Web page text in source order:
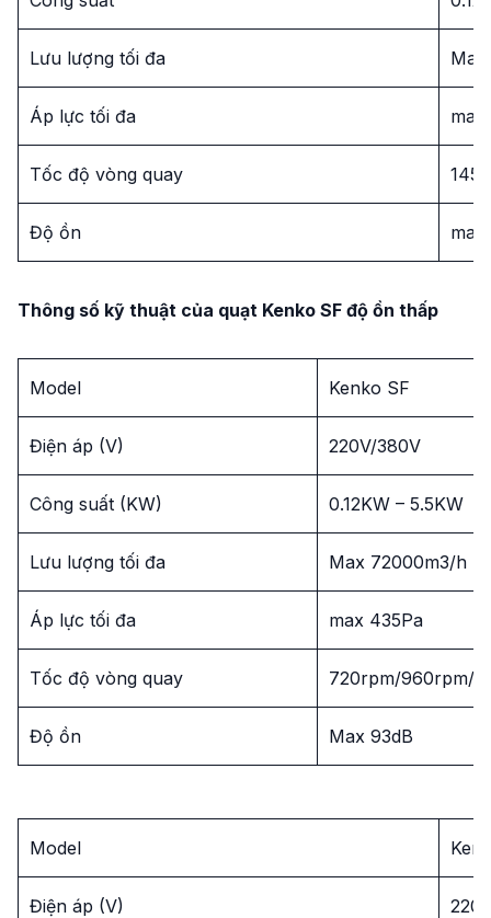
Lưu lượng tối đa
Áp lực tối đa max
Tốc độ vòng quay
Độ ồn max
Thông số kỹ thuật của quạt Kenko SF độ ồn thấp
Model Kenko SF
Điện áp (V) 220V/380V
Công suất (KW) 0.12KW – 5.5KW
Lưu lượng tối đa Max 72000m3/h
Áp lực tối đa max 435Pa
Tốc độ vòng quay 720rpm/960rpm/
Độ ồn Max 93dB
Model
Điện áp (V)